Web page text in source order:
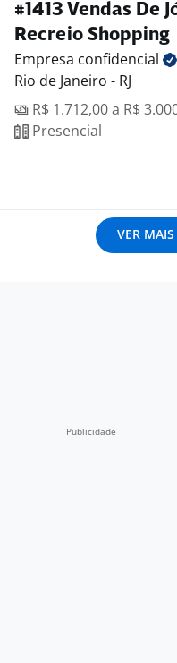
#1413 Vendas De
Recreio Shopping
Empresa confidencial
Rio de Janeiro - RJ
R$ 1.712,00 a R$
Presencial
VER MAIS